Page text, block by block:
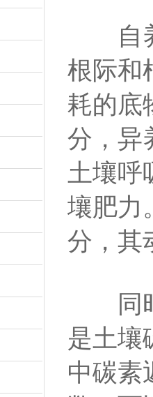
自养
根际和
耗的底
分，异
土壤呼
壤肥力
分，其
同时
是土壤
中碳素